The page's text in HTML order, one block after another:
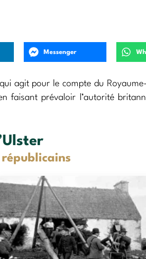
Messenger
agit pour le compte du
faisant prévaloir l’autorité
républicains